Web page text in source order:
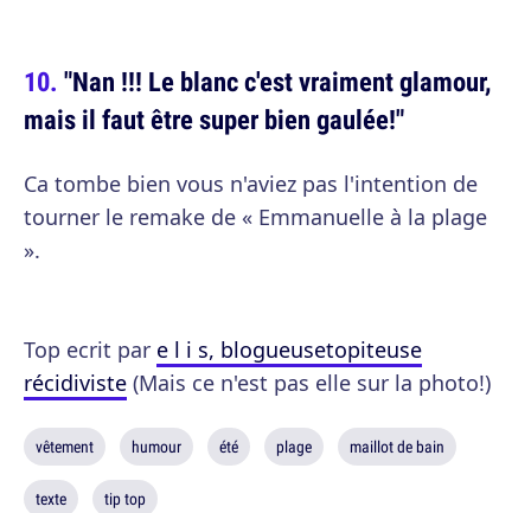
"Nan !!! Le blanc c'est vraiment glamour,
mais il faut être super bien gaulée!"
Ca tombe bien vous n'aviez pas l'intention de
tourner le remake de « Emmanuelle à la plage
».
Top ecrit par e l i s, blogueusetopiteuse
récidiviste (Mais ce n'est pas elle sur la photo!)
vêtement humour été plage maillot de bain
texte tip top